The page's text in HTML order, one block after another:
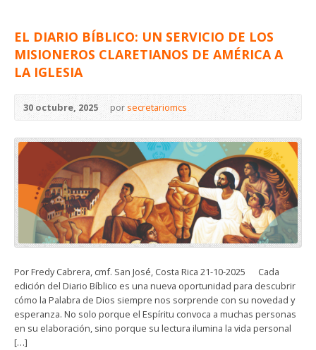
EL DIARIO BÍBLICO: UN SERVICIO DE LOS
MISIONEROS CLARETIANOS DE AMÉRICA A
LA IGLESIA
30 octubre, 2025 porsecretariomcs
Por Fredy Cabrera, cmf. San José, Costa Rica 21-10-2025 Cada
edición del Diario Bíblico es una nueva oportunidad para descubrir
cómo la Palabra de Dios siempre nos sorprende con su novedad y
esperanza. No solo porque el Espíritu convoca a muchas personas
en su elaboración, sino porque su lectura ilumina la vida personal
[…]